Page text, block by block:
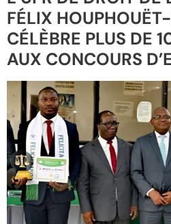
FÉLIX
CÉLÈBRE PLUS DE
AUX CONCOURS